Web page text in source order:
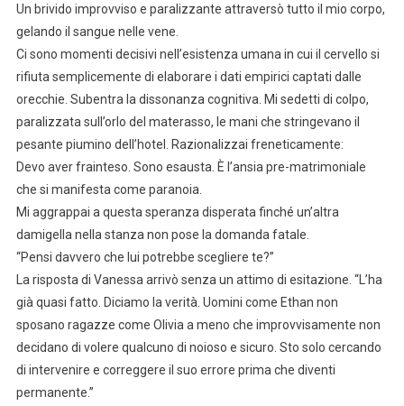
Un brivido improvviso e paralizzante attraversò tutto il mio corpo,
gelando il sangue nelle vene.
Ci sono momenti decisivi nell’esistenza umana in cui il cervello si
rifiuta semplicemente di elaborare i dati empirici captati dalle
orecchie. Subentra la dissonanza cognitiva. Mi sedetti di colpo,
paralizzata sull’orlo del materasso, le mani che stringevano il
pesante piumino dell’hotel. Razionalizzai freneticamente:
Devo aver frainteso. Sono esausta. È l’ansia pre-matrimoniale
che si manifesta come paranoia.
Mi aggrappai a questa speranza disperata finché un’altra
damigella nella stanza non pose la domanda fatale.
“Pensi davvero che lui potrebbe scegliere te?”
La risposta di Vanessa arrivò senza un attimo di esitazione. “L’ha
già quasi fatto. Diciamo la verità. Uomini come Ethan non
sposano ragazze come Olivia a meno che improvvisamente non
decidano di volere qualcuno di noioso e sicuro. Sto solo cercando
di intervenire e correggere il suo errore prima che diventi
permanente.”